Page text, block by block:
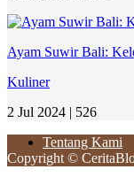
Ayam Suwir Bali:
Kuliner
2 Jul 2024 | 526
Tentang Kami
Copyright ©